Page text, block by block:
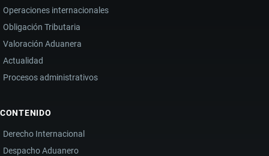
Operaciones internacionales
Obligación Tributaria
Valoración Aduanera
Actualidad
Procesos administrativos
CONTENIDO
Derecho Internacional
Despacho Aduanero